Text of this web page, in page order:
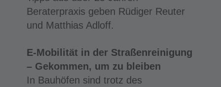
Beraterpraxis geben Rüdiger Reuter
und Matthias Adloff.
E-Mobilität in der Straßenreinigung
– Gekommen, um zu bleiben
In Bauhöfen sind trotz des